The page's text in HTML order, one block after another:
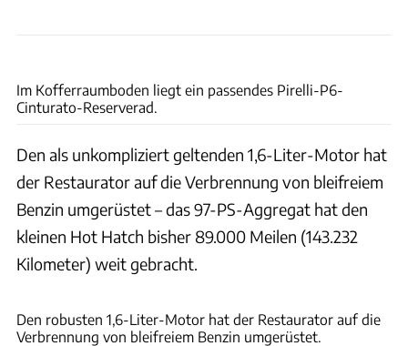
Im Kofferraumboden liegt ein passendes Pirelli-P6-
Cinturato-Reserverad.
Den als unkompliziert geltenden 1,6-Liter-Motor hat
der Restaurator auf die Verbrennung von bleifreiem
Benzin umgerüstet – das 97-PS-Aggregat hat den
kleinen Hot Hatch bisher 89.000 Meilen (143.232
Kilometer) weit gebracht.
Den robusten 1,6-Liter-Motor hat der Restaurator auf die
Verbrennung von bleifreiem Benzin umgerüstet.